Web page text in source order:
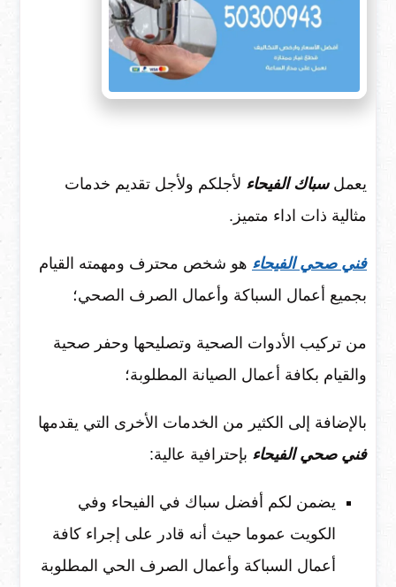
يعملسباك الفيحاء لأجلكم ولأجل تقديم خدمات
مثالية ذات اداء متميز.
فني صحي الفيحاء هو شخص محترف ومهمته القيام
بجميع أعمال السباكة وأعمال الصرف الصحي؛
من تركيب الأدوات الصحية وتصليحها وحفر صحية
والقيام بكافة أعمال الصيانة المطلوبة؛
بالإضافة إلى الكثير من الخدمات الأخرى التي يقدمها
فني صحي الفيحاء بإحترافية عالية:
يضمن لكم أفضل سباك في الفيحاء وفي
الكويت عموما حيث أنه قادر على إجراء كافة
أعمال السباكة وأعمال الصرف الحي المطلوبة